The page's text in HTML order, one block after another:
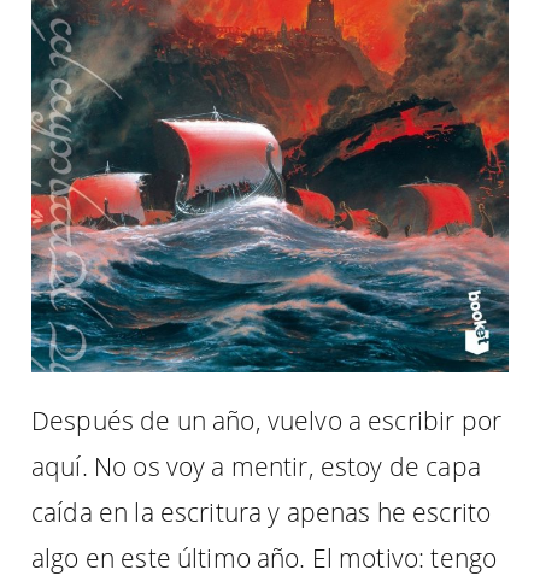
Después de un año, vuelvo a escribir por
aquí. No os voy a mentir, estoy de capa
caída en la escritura y apenas he escrito
algo en este último año. El motivo: tengo